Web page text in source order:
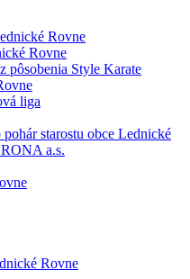
Rovne
Rovne
pôsobenia Style Karate
liga
starostu obce Lednické
a.s.
Rovne